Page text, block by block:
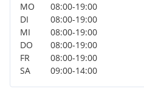
Reifendruck-Kontrollsystem
Rußpartikelfilter
Rücksitzlehne geteilt/klappbar
Schadstoffarm nach
Scheibenwaschdüsen heizbar
Scheinwerfer LED
Schließ-/Startsystem Kessy
MO
08:00-19:00
DI
08:00-19:00
MI
08:00-19:00
DO
08:00-19:00
FR
08:00-19:00
SA
09:00-14:00